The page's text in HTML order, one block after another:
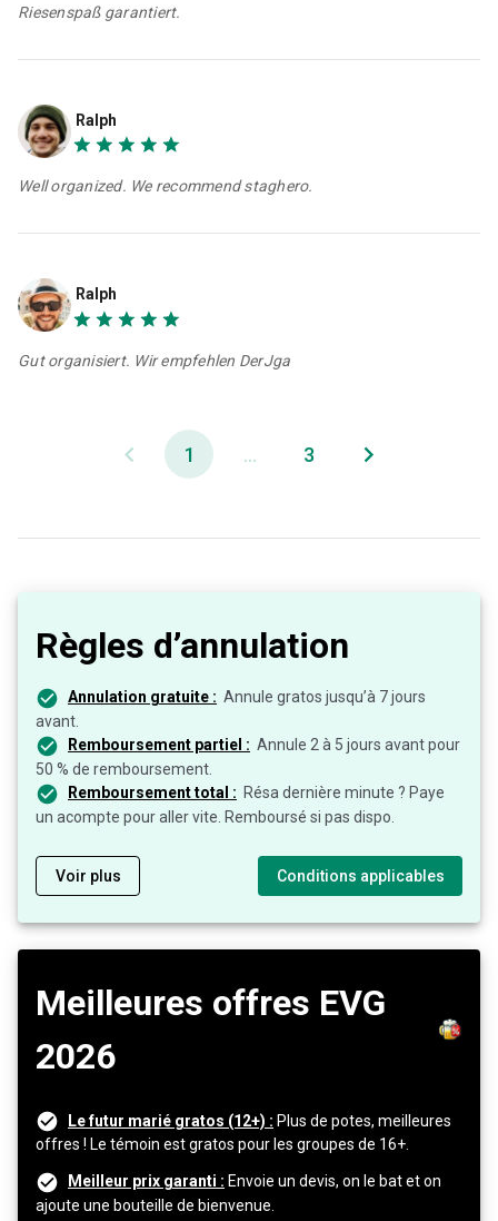
Riesenspaß garantiert.
Ralph
Well organized. We recommend staghero.
Ralph
Gut organisiert. Wir empfehlen DerJga
1 ... 3
Règles d’annulation
Annulation gratuite : Annule gratos jusqu’à 7 jours
avant.
Remboursement partiel : Annule 2 à 5 jours avant pour
50 % de remboursement.
Remboursement total : Résa dernière minute ? Paye
un acompte pour aller vite. Remboursé si pas dispo.
Voir plus Conditions applicables
Meilleures offres EVG
2026
Le futur marié gratos (12+) : Plus de potes, meilleures
offres ! Le témoin est gratos pour les groupes de 16+.
Meilleur prix garanti : Envoie un devis, on le bat et on
ajoute une bouteille de bienvenue.